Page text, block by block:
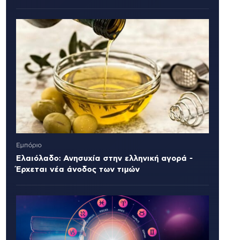
Εμπόριο
Ελαιόλαδο: Ανησυχία στην ελληνική αγορά -
Έρχεται νέα άνοδος των τιμών